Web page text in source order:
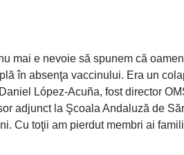
mai e nevoie să spunem că
în absenţa vaccinului. Era un
López-Acuña, fost director
adjunct la Şcoala Andaluză de
Cu toţii am pierdut membri ai